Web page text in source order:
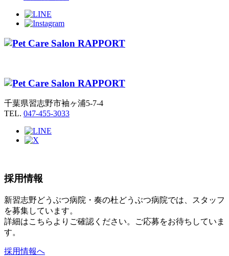
千葉県習志野市袖ヶ浦5-7-4
TEL. 047-455-3033
採用情報
新習志野どうぶつ病院・奏の杜どうぶつ病院では、スタッフ
を募集しています。
詳細はこちらよりご確認ください。ご応募をお待ちしていま
す。
採用情報へ